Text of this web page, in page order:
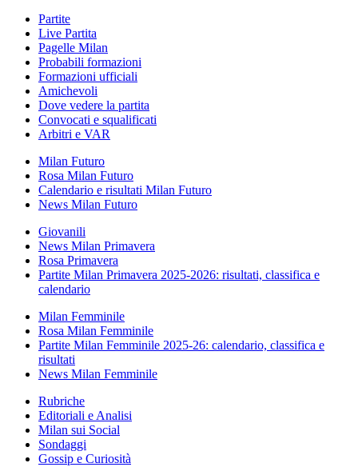
Partite
Live Partita
Pagelle Milan
Probabili formazioni
Formazioni ufficiali
Amichevoli
Dove vedere la partita
Convocati e squalificati
Arbitri e VAR
Milan Futuro
Rosa Milan Futuro
Calendario e risultati Milan Futuro
News Milan Futuro
Giovanili
News Milan Primavera
Rosa Primavera
Partite Milan Primavera 2025-2026: risultati, classifica e
calendario
Milan Femminile
Rosa Milan Femminile
Partite Milan Femminile 2025-26: calendario, classifica e
risultati
News Milan Femminile
Rubriche
Editoriali e Analisi
Milan sui Social
Sondaggi
Gossip e Curiosità